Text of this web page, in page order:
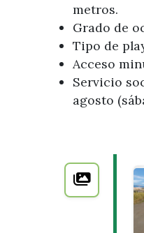
metros.
Grado de
Tipo de
Acceso
Servicio
agosto